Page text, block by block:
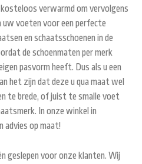
verwarmd om vervolgens
uw voeten voor een perfecte
en schaatsschoenen in de
de schoenmaten per merk
pasvorm heeft. Dus als u een
het zijn dat deze u qua maat wel
te brede, of juist te smalle voet
In onze winkel in
advies op maat!
geslepen voor onze klanten. Wij